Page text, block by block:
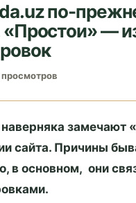
по-
«Простои» —
замечают
сайта. Причины
в основном, они